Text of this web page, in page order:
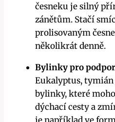
česneku je silný
zánětům. Stačí
prolisovaným
několikrát denně.
Bylinky pro
Eukalyptus, tymián
bylinky, které
dýchací cesty a